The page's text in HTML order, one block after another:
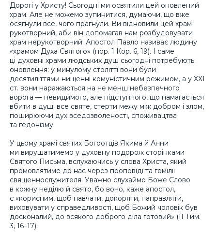
Дорогі у Христу! Сьогодні ми освятили цей оновлений
храм. Але не можемо зупинитися, думаючи, що вже
осягнули все, чого прагнули. Ви відновили цей храм
рукотворний, аби він допомагав нам розбудовувати
храм нерукотворний. Апостол Павло називає людину
«храмом Духа Святого» (пор. 1 Кор. 6, 19). І саме
ці духовні храми людських душ сьогодні потребують
оновлення: у минулому столітті вони були
десятиліттями нищенні комуністичним режимом, а у ХХІ
ст. вони наражаються на не менш небезпечного
ворога — невидимого, але підступного, що намагається
вбити в душі все святе, стерти межу між добром і злом,
поширюючи дух вседозволеності, споживацтва
та гедонізму.
У цьому храмі святих Богоотців Якима й Анни
ми вирушатимемо у духовну подорож сторінками
Святого Письма, вслухаючись у слова Христа, який
промовлятиме до нас через проповіді та гомілії
священнослужителя. Уважно слухаймо Боже Слово
в кожну неділю й свято, бо воно, каже апостол,
є «корисним, щоб навчати, докоряти, направляти,
виховувати у справедливості, щоб Божий чоловік був
досконалий, до всякого доброго діла готовий» (ІІ Тим.
3, 16–17).